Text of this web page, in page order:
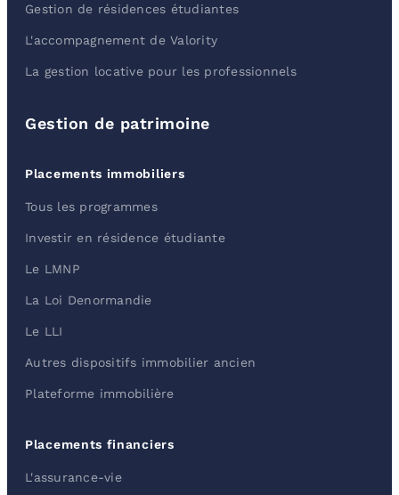
Gestion de résidences étudiantes
L'accompagnement de Valority
La gestion locative pour les professionnels
Gestion de patrimoine
Placements immobiliers
Tous les programmes
Investir en résidence étudiante
Le LMNP
La Loi Denormandie
Le LLI
Autres dispositifs immobilier ancien
Plateforme immobilière
Placements financiers
L'assurance-vie